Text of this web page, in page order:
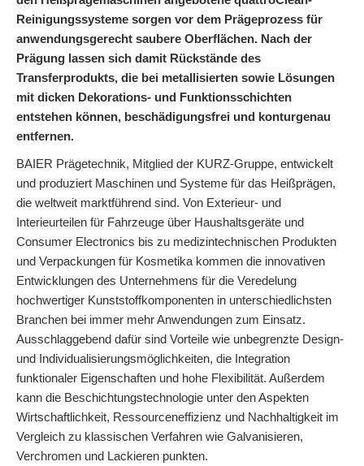
Reinigungssysteme sorgen vor dem Prägeprozess für
anwendungsgerecht saubere Oberflächen. Nach der
Prägung lassen sich damit Rückstände des
Transferprodukts, die bei metallisierten sowie Lösungen
mit dicken Dekorations- und Funktionsschichten
entstehen können, beschädigungsfrei und konturgenau
entfernen.
BAIER Prägetechnik, Mitglied der KURZ-Gruppe, entwickelt
und produziert Maschinen und Systeme für das Heißprägen,
die weltweit marktführend sind. Von Exterieur- und
Interieurteilen für Fahrzeuge über Haushaltsgeräte und
Consumer Electronics bis zu medizintechnischen Produkten
und Verpackungen für Kosmetika kommen die innovativen
Entwicklungen des Unternehmens für die Veredelung
hochwertiger Kunststoffkomponenten in unterschiedlichsten
Branchen bei immer mehr Anwendungen zum Einsatz.
Ausschlaggebend dafür sind Vorteile wie unbegrenzte Design-
und Individualisierungsmöglichkeiten, die Integration
funktionaler Eigenschaften und hohe Flexibilität. Außerdem
kann die Beschichtungstechnologie unter den Aspekten
Wirtschaftlichkeit, Ressourceneffizienz und Nachhaltigkeit im
Vergleich zu klassischen Verfahren wie Galvanisieren,
Verchromen und Lackieren punkten.